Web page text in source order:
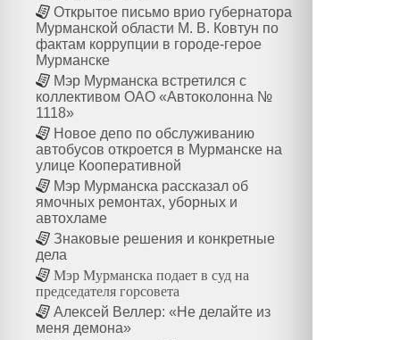
Открытое письмо врио губернатора
Мурманской области М. В. Ковтун по
фактам коррупции в городе-герое
Мурманске
Мэр Мурманска встретился с
коллективом ОАО «Автоколонна №
1118»
Новое депо по обслуживанию
автобусов откроется в Мурманске на
улице Кооперативной
Мэр Мурманска рассказал об
ямочных ремонтах, уборных и
автохламе
Знаковые решения и конкретные
дела
Мэр Мурманска подает в суд на
председателя горсовета
Алексей Веллер: «Не делайте из
меня демона»